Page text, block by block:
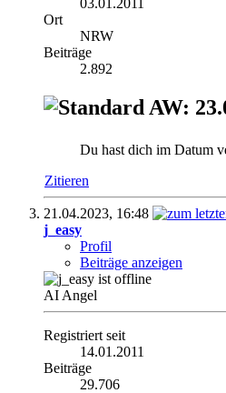
Ort
NRW
Beiträge
2.892
AW:
Du hast dich im Datum
Zitieren
21.04.2023, 16:48
j_easy
Profil
Beiträge anzeigen
AI Angel
Registriert seit
14.01.2011
Beiträge
29.706